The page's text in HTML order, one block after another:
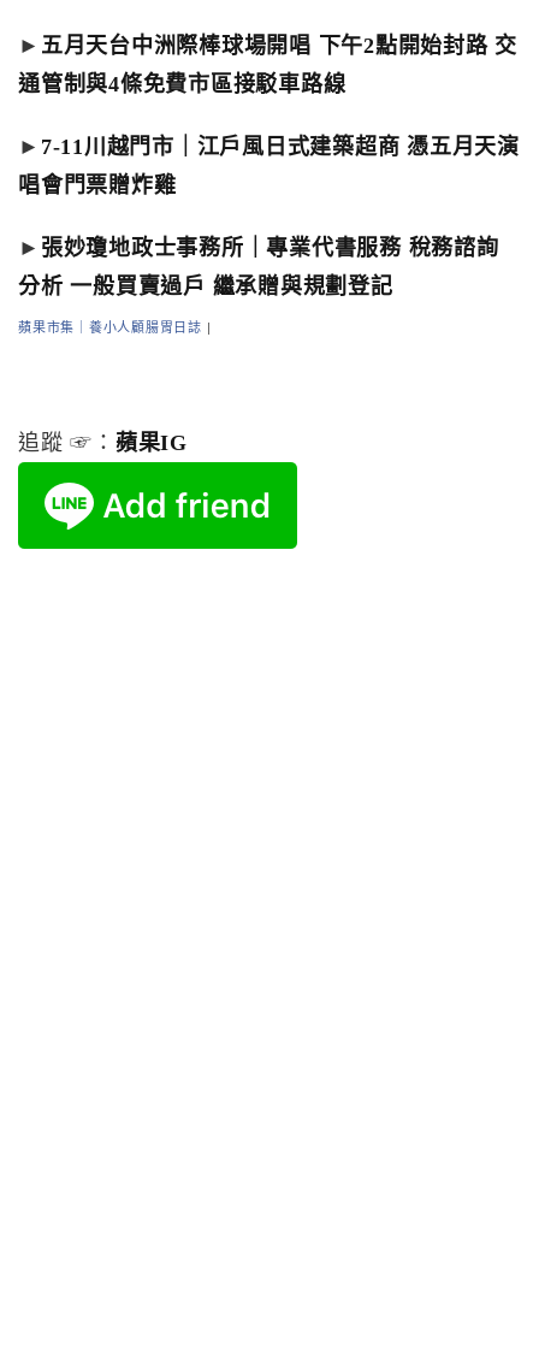
► 五月天台中洲際棒球場開唱 下午2點開始封路 交
通管制與4條免費市區接駁車路線
► 7-11川越門市｜江戶風日式建築超商 憑五月天演
唱會門票贈炸雞
► 張妙瓊地政士事務所｜專業代書服務 稅務諮詢
分析 一般買賣過戶 繼承贈與規劃登記
蘋果市集｜養小人顧腸胃日誌 |
追蹤 ☞： 蘋果IG